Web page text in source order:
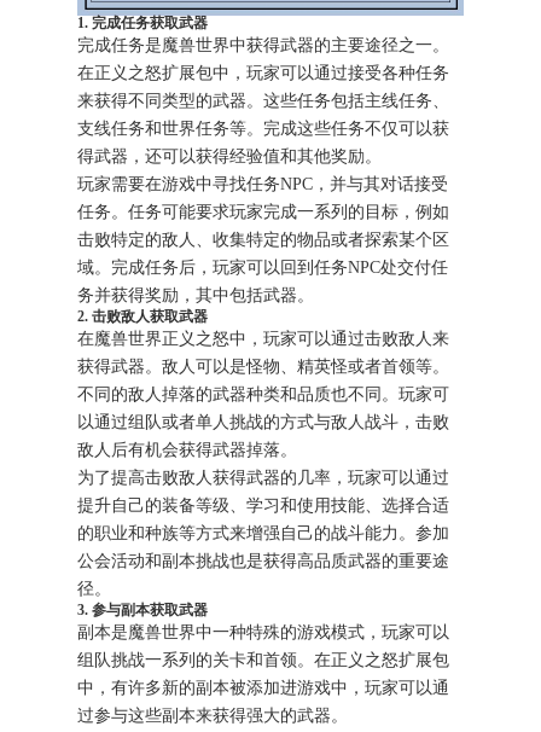
1. 完成任务获取武器
完成任务是魔兽世界中获得武器的主要途径之一。
在正义之怒扩展包中，玩家可以通过接受各种任务
来获得不同类型的武器。这些任务包括主线任务、
支线任务和世界任务等。完成这些任务不仅可以获
得武器，还可以获得经验值和其他奖励。
玩家需要在游戏中寻找任务NPC，并与其对话接受
任务。任务可能要求玩家完成一系列的目标，例如
击败特定的敌人、收集特定的物品或者探索某个区
域。完成任务后，玩家可以回到任务NPC处交付任
务并获得奖励，其中包括武器。
2. 击败敌人获取武器
在魔兽世界正义之怒中，玩家可以通过击败敌人来
获得武器。敌人可以是怪物、精英怪或者首领等。
不同的敌人掉落的武器种类和品质也不同。玩家可
以通过组队或者单人挑战的方式与敌人战斗，击败
敌人后有机会获得武器掉落。
为了提高击败敌人获得武器的几率，玩家可以通过
提升自己的装备等级、学习和使用技能、选择合适
的职业和种族等方式来增强自己的战斗能力。参加
公会活动和副本挑战也是获得高品质武器的重要途
径。
3. 参与副本获取武器
副本是魔兽世界中一种特殊的游戏模式，玩家可以
组队挑战一系列的关卡和首领。在正义之怒扩展包
中，有许多新的副本被添加进游戏中，玩家可以通
过参与这些副本来获得强大的武器。